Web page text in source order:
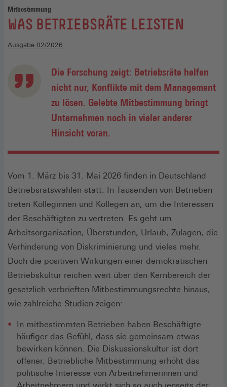
Mitbestimmung
:
WAS BETRIEBSRÄTE LEISTEN
Ausgabe 02/2026
Die Forschung zeigt: Betriebsräte helfen
nicht nur, Konflikte mit dem Management
zu lösen. Gelebte Mitbestimmung bringt
Unternehmen noch in vieler anderer
Hinsicht voran.
Vom 1. März bis 31. Mai 2026 finden in Deutschland
Betriebsratswahlen statt. In Tausenden von Betrieben
treten Kolleginnen und Kollegen an, um die Interessen
der Beschäftigten zu vertreten. Es geht um
Arbeitsorganisation, Überstunden, Urlaub, Zulagen, die
Verhinderung von Diskriminierung und vieles mehr.
Doch die positiven Wirkungen einer demokratischen
Betriebskultur reichen weit über den Kernbereich der
gesetzlich verbrieften Mitbestimmungsrechte hinaus,
wie zahlreiche Studien zeigen:
In mitbestimmten Betrieben haben Beschäftigte
häufiger das Gefühl, dass sie gemeinsam etwas
bewirken können. Die Diskussionskultur ist dort
offener. Betriebliche Mitbestimmung erhöht das
politische Interesse von Arbeitnehmerinnen und
Arbeitnehmern und wirkt sich so auch jenseits der